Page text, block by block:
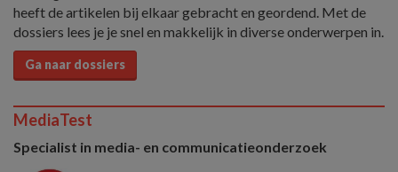
heeft de artikelen bij elkaar gebracht en geordend. Met de
dossiers lees je je snel en makkelijk in diverse onderwerpen in.
Ga naar dossiers
MediaTest
Specialist in media- en communicatieonderzoek